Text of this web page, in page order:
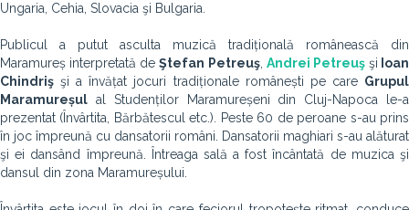
Ungaria, Cehia, Slovacia şi Bulgaria.
Publicul a putut asculta muzică tradițională românească din
Maramureș interpretată deŞtefan Petreuş, Andrei Petreuşşi Ioan
Chindriş şi a învățat jocuri tradiționale românești pe care Grupul
Maramureșul al Studenților Maramureșeni din Cluj-Napoca le-a
prezentat (Învârtita, Bărbătescul etc.). Peste 60 de peroane s-au prins
în joc împreună cu dansatorii români. Dansatorii maghiari s-au alăturat
şi ei dansând împreună. Întreaga sală a fost încântată de muzica şi
dansul din zona Maramureșului.